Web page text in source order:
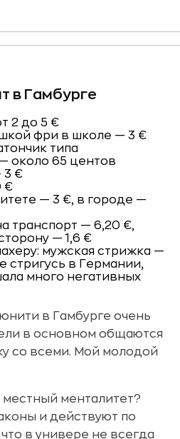
в Гамбурге
2 до 5 €
фри в школе — 3 €
типа
около 65 центов
3 €
€
— 3 €, в городе —
транспорт — 6,20 €,
— 1,6 €
мужская стрижка —
стригусь в Германии,
много негативных
в Гамбурге очень
в основном общаются
со всеми. Мой молодой
местный менталитет?
и действуют по
в универе не всегда